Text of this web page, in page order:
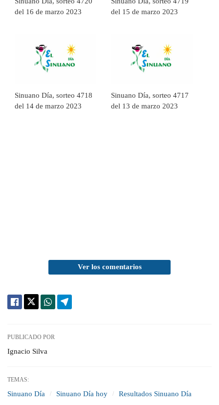
del 16 de marzo 2023
del 15 de marzo 2023
Sinuano Día, sorteo 4718
del 14 de marzo 2023
Sinuano Día, sorteo 4717
del 13 de marzo 2023
Ver los comentarios
PUBLICADO POR
Ignacio Silva
TEMAS:
Sinuano Día Sinuano Día hoy Resultados Sinuano Día